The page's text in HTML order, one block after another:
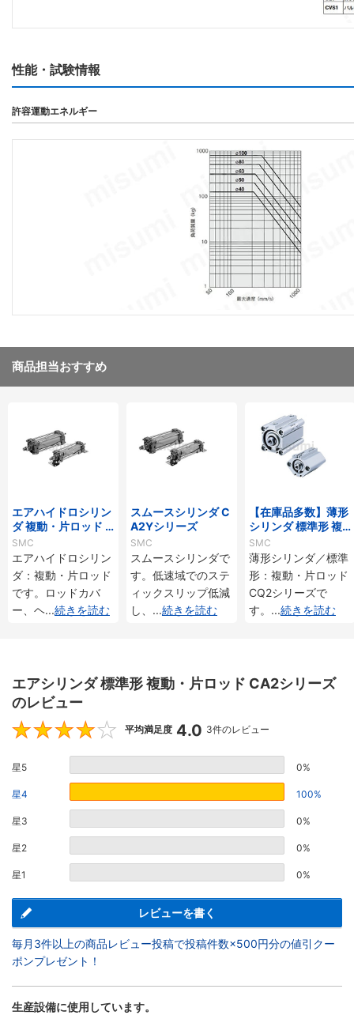
性能・試験情報
許容運動エネルギー
商品担当おすすめ
エアハイドロシリン
ダ 複動・片ロッド C
A2□Hシリーズ
SMC
エアハイドロシリン
ダ：複動・片ロッド
です。ロッドカバ
ー、ヘ...続きを読む
スムースシリンダ C
A2Yシリーズ
SMC
スムースシリンダで
す。低速域でのステ
ィックスリップ低減
し、 ...続きを読む
【在庫品多数】薄形
シリンダ 標準形 複
動・片ロッド CQ2
シリーズ
SMC
薄形シリンダ／標準
形：複動・片ロッド
CQ2シリーズで
す。 ...続きを読む
エアシリンダ 標準形 複動・片ロッド CA2シリーズ
のレビュー
4
平均満足度 4.0 3件のレビュー
星5 0%
星4 100%
星3 0%
星2 0%
星1 0%
レビューを書く
毎月3件以上の商品レビュー投稿で投稿件数×500円分の値引クー
ポンプレゼント！
生産設備に使用しています。